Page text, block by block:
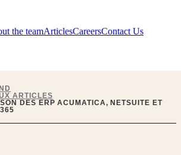
the teamArticlesCareersContact Us
ARTICLES
DES ERP ACUMATICA, NETSUITE ET